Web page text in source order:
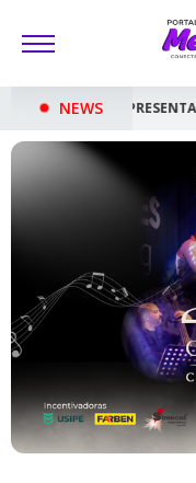
NEWS
NO NAÇÕES SHOPPING